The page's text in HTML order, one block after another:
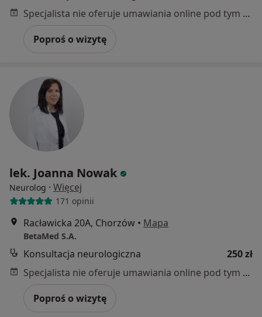
Specjalista nie oferuje umawiania online pod tym adresem.
Poproś o wizytę
lek. Joanna Nowak
Neurolog · Więcej
171 opinii
Racławicka 20A, Chorzów • Mapa
BetaMed S.A.
Konsultacja neurologiczna
250 zł
Specjalista nie oferuje umawiania online pod tym adresem.
Poproś o wizytę